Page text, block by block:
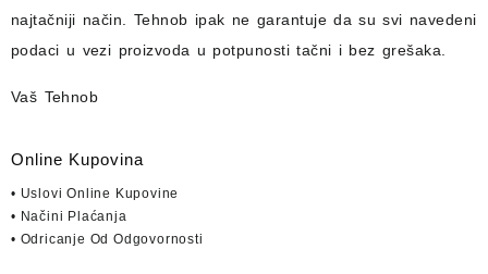
najtačniji način. Tehnob ipak ne garantuje da su svi navedeni
podaci u vezi proizvoda u potpunosti tačni i bez grešaka.
Vaš Tehnob
Online Kupovina
• Uslovi Online Kupovine
• Načini Plaćanja
• Odricanje Od Odgovornosti